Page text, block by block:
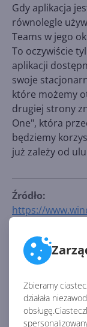
Zbieramy
działała
Gdy aplikacja
równolegle
Teams w jego
To oczywiście
aplikacji
swoje
które możemy
drugiej strony
One", która
będziemy
już zależy od
Źródło:
https://
badges-and-